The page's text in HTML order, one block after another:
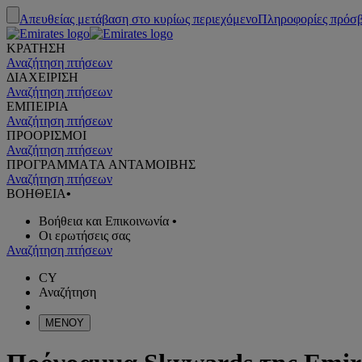
Απευθείας μετάβαση στο κυρίως περιεχόμενοΠληροφορίες
ΚΡΑΤΗΣΗ
Αναζήτηση πτήσεων
ΔΙΑΧΕΙΡΙΣΗ
Αναζήτηση πτήσεων
ΕΜΠΕΙΡΙΑ
Αναζήτηση πτήσεων
ΠΡΟΟΡΙΣΜΟΙ
Αναζήτηση πτήσεων
ΠΡΟΓΡΑΜΜΑTA ΑΝΤΑΜΟΙΒΗΣ
Αναζήτηση πτήσεων
ΒΟΗΘΕΙΑ•
Βοήθεια και Επικοινωνία •
Οι ερωτήσεις σας
Αναζήτηση πτήσεων
CY
Αναζήτηση
ΜΕΝΟΥ